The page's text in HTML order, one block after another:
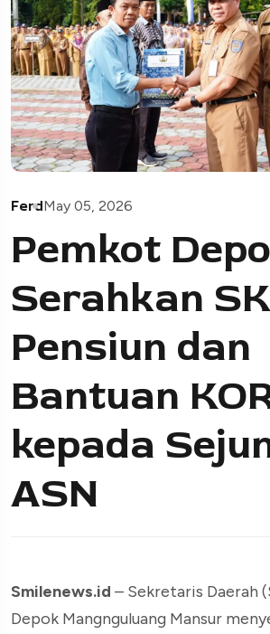
FerdMay 05, 2026
Pemkot
Serahkan
Pensiun dan
Bantuan
kepada
ASN
Smilenews.id – Sekretaris Daerah
Depok Mangnguluang Mansur